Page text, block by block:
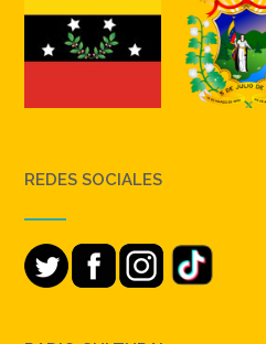
REDES SOCIALES